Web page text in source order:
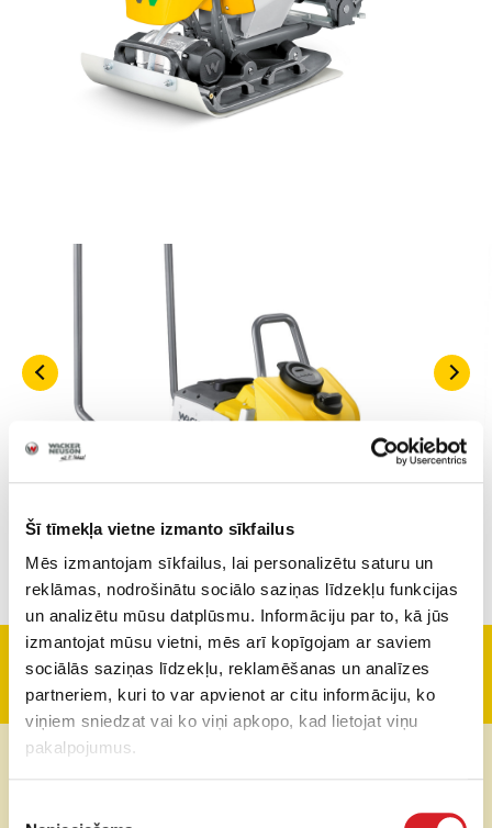
Šī tīmekļa vietne izmanto sīkfailus
Mēs izmantojam sīkfailus, lai personalizētu saturu un
reklāmas, nodrošinātu sociālo saziņas līdzekļu funkcijas
un analizētu mūsu datplūsmu. Informāciju par to, kā jūs
izmantojat mūsu vietni, mēs arī kopīgojam ar saviem
sociālās saziņas līdzekļu, reklamēšanas un analīzes
partneriem, kuri to var apvienot ar citu informāciju, ko
viņiem sniedzat vai ko viņi apkopo, kad lietojat viņu
pakalpojumus.
KARJERA
PAR MUMS
Tehniskā informācija
Svars